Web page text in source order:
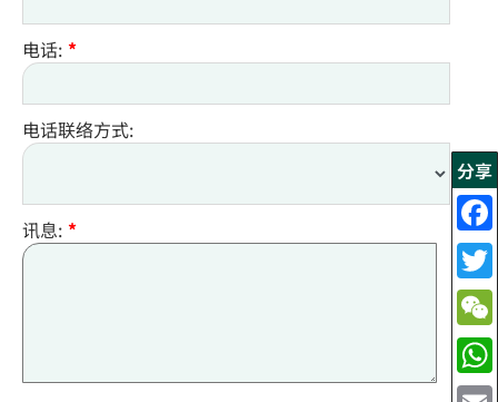
分享
电话: *
电话联络方式:
讯息: *